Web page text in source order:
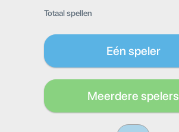
Totaal spellen
Eén speler
Meerdere spelers